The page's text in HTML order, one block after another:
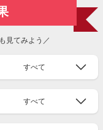
見てみよう／
すべて
すべて